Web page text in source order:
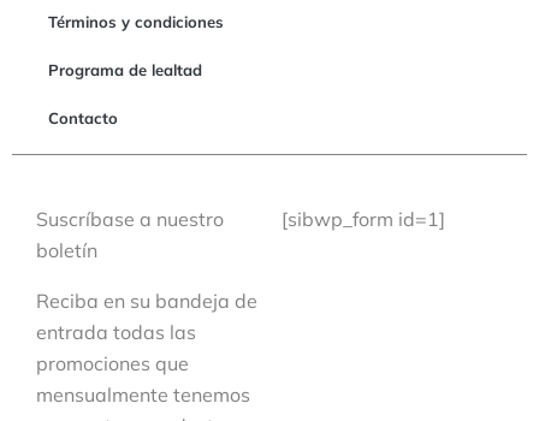
Términos y condiciones
Programa de lealtad
Contacto
Suscríbase a nuestro
boletín
Reciba en su bandeja de
entrada todas las
promociones que
mensualmente tenemos
[sibwp_form id=1]